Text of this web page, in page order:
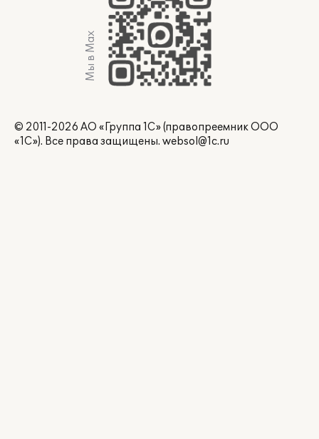
Мы в Max
© 2011-2026 АО «Группа 1С» (правопреемник ООО
«1С»). Все права защищены. websol@1c.ru